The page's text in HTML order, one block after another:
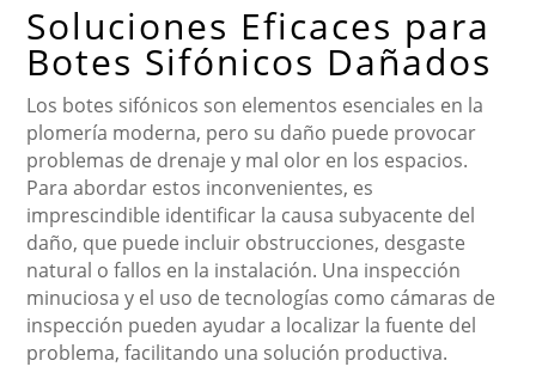
Soluciones Eficaces para
Botes Sifónicos Dañados
Los botes sifónicos son elementos esenciales en la
plomería moderna, pero su daño puede provocar
problemas de drenaje y mal olor en los espacios.
Para abordar estos inconvenientes, es
imprescindible identificar la causa subyacente del
daño, que puede incluir obstrucciones, desgaste
natural o fallos en la instalación. Una inspección
minuciosa y el uso de tecnologías como cámaras de
inspección pueden ayudar a localizar la fuente del
problema, facilitando una solución productiva.